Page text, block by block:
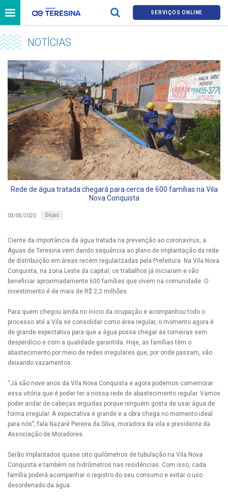
SERVIÇOS ONLINE
NOTÍCIAS
Rede de água tratada chegará para cerca de 600 famílias na Vila
Nova Conquista
03/05/2020 Dicas
Ciente da importância da água tratada na prevenção ao coronavírus, a
Águas de Teresina vem dando sequência ao plano de implantação da rede
de distribuição em áreas recém regularizadas pela Prefeitura. Na Vila Nova
Conquista, na zona Leste da capital, os trabalhos já iniciaram e vão
beneficiar aproximadamente 600 famílias que vivem na comunidade. O
investimento é de mais de R$ 2,2 milhões.
Para quem chegou ainda no início da ocupação e acompanhou todo o
processo até a Vila se consolidar como área regular, o momento agora é
de grande expectativa para que a água possa chegar às torneiras sem
desperdício e com a qualidade garantida. Hoje, as famílias têm o
abastecimento por meio de redes irregulares que, por onde passam, vão
deixando vazamentos.
“Já são nove anos da Vila Nova Conquista e agora podemos comemorar
essa vitória que é poder ter a nossa rede de abastecimento regular. Vamos
poder andar de cabeças erguidas porque ninguém gosta de usar água de
forma irregular. A expectativa é grande e a obra chega no momento ideal
para nós”, fala Nazaré Pereira da Silva, moradora da vila e presidente da
Associação de Moradores.
Serão implantados quase oito quilômetros de tubulação na Vila Nova
Conquista e também os hidrômetros nas residências. Com isso, cada
família poderá acompanhar o registro do seu consumo e evitar o uso
desordenado da água.